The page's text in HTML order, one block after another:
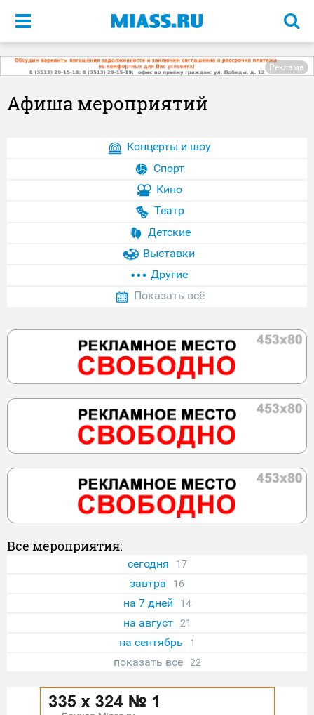
Меню
Реклама
Афиша мероприятий
Концерты и шоу
Спорт
Кино
Театр
Детские
Выставки
Другие
Показать всё
Все мероприятия:
сегодня 17
завтра 16
на 7 дней 14
на август 21
на сентябрь 1
показать все 22